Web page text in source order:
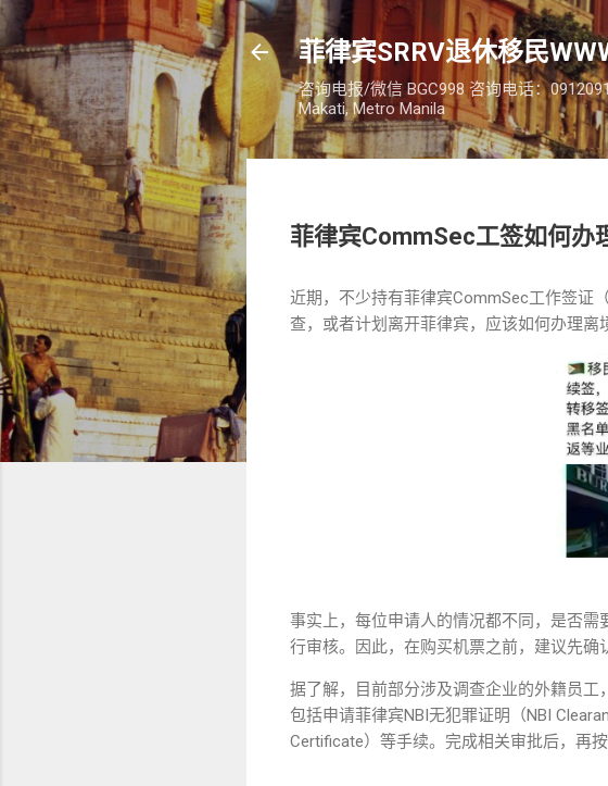
菲律宾SRRV退休移民
咨询电报/微信 BGC998 咨询电话：
Makati, Metro Manila
菲律宾CommSec工签如何办
近期，不少持有菲律宾CommSec工作签证
查，或者计划离开菲律宾，应该如何办理离
事实上，每位申请人的情况都不同，是否
行审核。因此，在购买机票之前，建议先确
据了解，目前部分涉及调查企业的外籍员
包括申请菲律宾NBI无犯罪证明（NBI
Certificate）等手续。完成相关审批后，再